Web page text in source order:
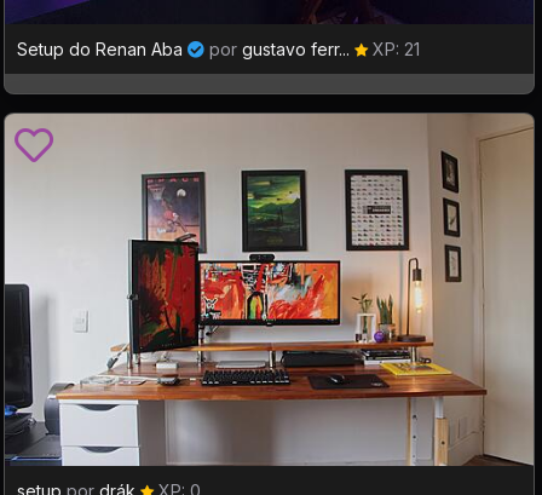
Setup do Renan Aba por gustavo ferr... XP: 21
setup por drák XP: 0